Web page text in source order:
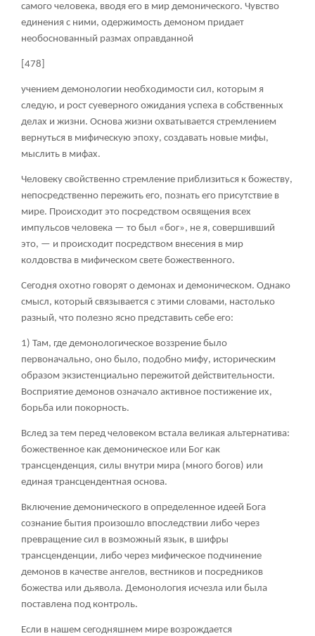
самого человека, вводя его в мир демонического. Чувство
единения с ними, одержимость демоном придает
необоснованный размах оправданной
[478]
учением демонологии необходимости сил, которым я
следую, и рост суеверного ожидания успеха в собственных
делах и жизни. Основа жизни охватывается стремлением
вернуться в мифическую эпоху, создавать новые мифы,
мыслить в мифах.
Человеку свойственно стремление приблизиться к божеству,
непосредственно пережить его, познать его присутствие в
мире. Происходит это посредством освящения всех
импульсов человека — то был «бог», не я, совершивший
это, — и происходит посредством внесения в мир
колдовства в мифическом свете божественного.
Сегодня охотно говорят о демонах и демоническом. Однако
смысл, который связывается с этими словами, настолько
разный, что полезно ясно представить себе его:
1) Там, где демонологическое воззрение было
первоначально, оно было, подобно мифу, историческим
образом экзистенциально пережитой действительности.
Восприятие демонов означало активное постижение их,
борьба или покорность.
Вслед за тем перед человеком встала великая альтернатива:
божественное как демоническое или Бог как
трансценденция, силы внутри мира (много богов) или
единая трансцендентная основа.
Включение демонического в определенное идеей Бога
сознание бытия произошло впоследствии либо через
превращение сил в возможный язык, в шифры
трансценденции, либо через мифическое подчинение
демонов в качестве ангелов, вестников и посредников
божества или дьявола. Демонология исчезла или была
поставлена под контроль.
Если в нашем сегодняшнем мире возрождается